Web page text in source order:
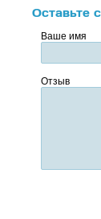
Оставьте
Ваше имя
Отзыв